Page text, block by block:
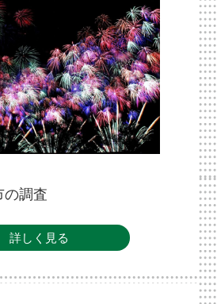
の調査
詳しく見る